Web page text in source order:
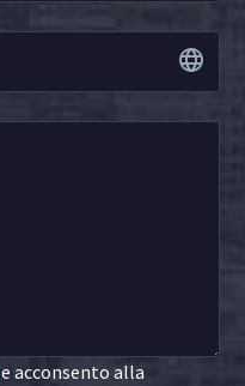
e acconsento alla